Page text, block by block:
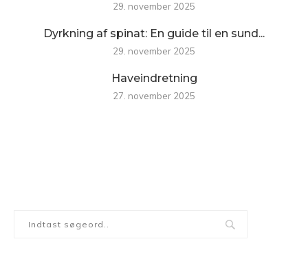
29. november 2025
Dyrkning af spinat: En guide til en sund...
29. november 2025
Haveindretning
27. november 2025